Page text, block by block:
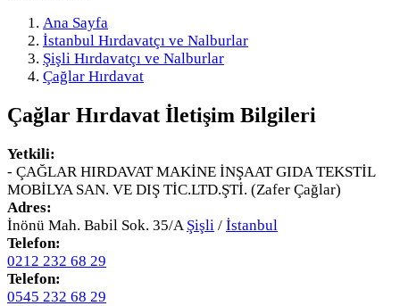
Ana Sayfa
İstanbul Hırdavatçı ve Nalburlar
Şişli Hırdavatçı ve Nalburlar
Çağlar Hırdavat
Çağlar Hırdavat İletişim Bilgileri
Yetkili:
- ÇAĞLAR HIRDAVAT MAKİNE İNŞAAT GIDA TEKSTİL
MOBİLYA SAN. VE DIŞ TİC.LTD.ŞTİ. (Zafer Çağlar)
Adres:
İnönü Mah. Babil Sok. 35/A Şişli / İstanbul
Telefon:
0212 232 68 29
Telefon:
0545 232 68 29